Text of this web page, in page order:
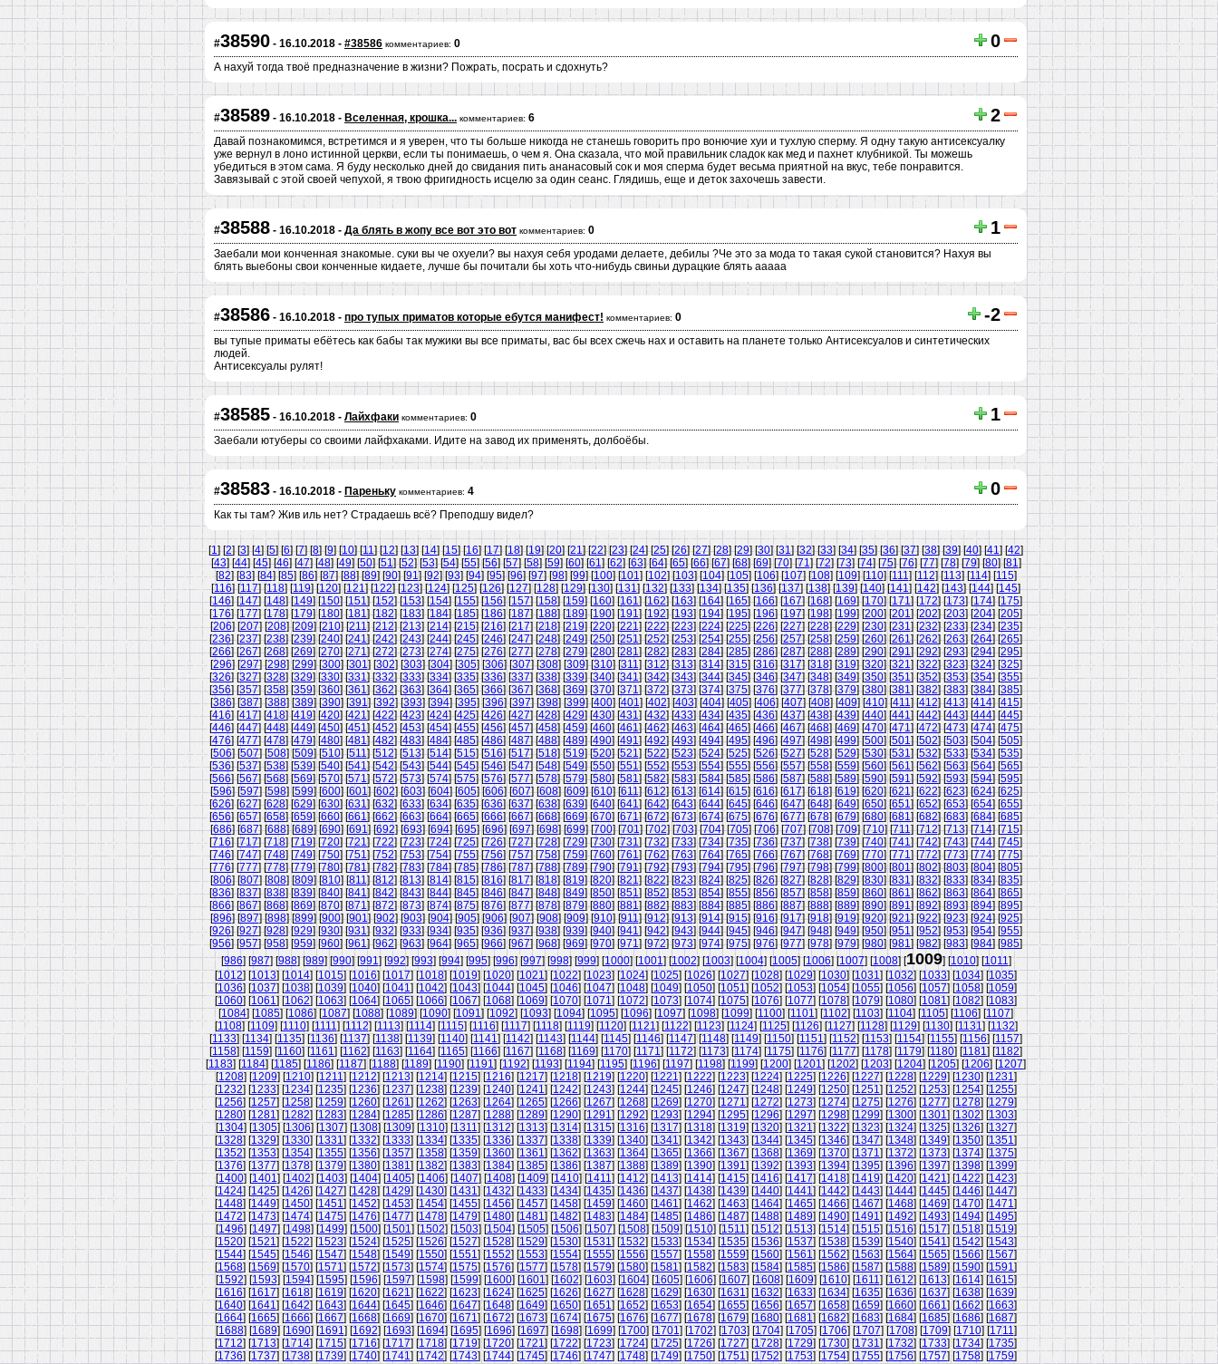
#38590 - 16.10.2018 - #38586 комментариев: 0 0
А нахуй тогда твоё предназначение в жизни? Пожрать, посрать и сдохнуть?
#38589 - 16.10.2018 - Вселенная, крошка... комментариев: 6 2
Давай познакомимся, встретимся и я уверен, что ты больше никогда не станешь говорить про вонючие хуи и тухлую сперму. Я одну такую антисексуалку
уже вернул в лоно истинной церкви, если ты понимаешь, о чем я. Она сказала, что мой правильник сладок как мед и пахнет клубникой. Ты можешь
убедиться в этом сама. Я буду несколько дней до свидания пить ананасовый сок и моя сперма будет весьма приятной на вкус, тебе понравится.
Завязывай с этой своей чепухой, я твою фригидность исцелю за один сеанс. Глядишь, еще и деток захочешь завести.
#38588 - 16.10.2018 - Да блять в жопу все вот это вот комментариев: 0 1
Заебали мои конченная знакомые. суки вы че охуели? вы нахуя себя уродами делаете, дебилы ?Че это за мода то такая сукой становится? Нахуя вы
блять выебоны свои конченные кидаете, лучше бы почитали бы хоть что-нибудь свиньи дурацкие блять ааааа
#38586 - 16.10.2018 - про тупых приматов которые ебутся манифест! комментариев: 0 -2
вы тупые приматы ебётесь как бабы так мужики вы все приматы, вас бы всех сжечь нах и оставить на планете только Антисексуалов и синтетических
людей.
Антисексуалы рулят!
#38585 - 16.10.2018 - Лайхфаки комментариев: 0 1
Заебали ютуберы со своими лайфхаками. Идите на завод их применять, долбоёбы.
#38583 - 16.10.2018 - Пареньку комментариев: 4 0
Как ты там? Жив иль нет? Страдаешь всё? Преподшу видел?
[1] [2] [3] [4] [5] [6] [7] [8] [9] [10] [11] [12] [13] [14] [15] [16] [17] [18] [19] [20] [21] [22] [23] [24] [25] [26] [27] [28] [29] [30] [31] [32] [33] [34] [35] [36] [37] [38] [39] [40] [41] [42]
[43] [44] [45] [46] [47] [48] [49] [50] [51] [52] [53] [54] [55] [56] [57] [58] [59] [60] [61] [62] [63] [64] [65] [66] [67] [68] [69] [70] [71] [72] [73] [74] [75] [76] [77] [78] [79] [80] [81]
[82] [83] [84] [85] [86] [87] [88] [89] [90] [91] [92] [93] [94] [95] [96] [97] [98] [99] [100] [101] [102] [103] [104] [105] [106] [107] [108] [109] [110] [111] [112] [113] [114] [115]
[116] [117] [118] [119] [120] [121] [122] [123] [124] [125] [126] [127] [128] [129] [130] [131] [132] [133] [134] [135] [136] [137] [138] [139] [140] [141] [142] [143] [144] [145]
[146] [147] [148] [149] [150] [151] [152] [153] [154] [155] [156] [157] [158] [159] [160] [161] [162] [163] [164] [165] [166] [167] [168] [169] [170] [171] [172] [173] [174] [175]
[176] [177] [178] [179] [180] [181] [182] [183] [184] [185] [186] [187] [188] [189] [190] [191] [192] [193] [194] [195] [196] [197] [198] [199] [200] [201] [202] [203] [204] [205]
[206] [207] [208] [209] [210] [211] [212] [213] [214] [215] [216] [217] [218] [219] [220] [221] [222] [223] [224] [225] [226] [227] [228] [229] [230] [231] [232] [233] [234] [235]
[236] [237] [238] [239] [240] [241] [242] [243] [244] [245] [246] [247] [248] [249] [250] [251] [252] [253] [254] [255] [256] [257] [258] [259] [260] [261] [262] [263] [264] [265]
[266] [267] [268] [269] [270] [271] [272] [273] [274] [275] [276] [277] [278] [279] [280] [281] [282] [283] [284] [285] [286] [287] [288] [289] [290] [291] [292] [293] [294] [295]
[296] [297] [298] [299] [300] [301] [302] [303] [304] [305] [306] [307] [308] [309] [310] [311] [312] [313] [314] [315] [316] [317] [318] [319] [320] [321] [322] [323] [324] [325]
[326] [327] [328] [329] [330] [331] [332] [333] [334] [335] [336] [337] [338] [339] [340] [341] [342] [343] [344] [345] [346] [347] [348] [349] [350] [351] [352] [353] [354] [355]
[356] [357] [358] [359] [360] [361] [362] [363] [364] [365] [366] [367] [368] [369] [370] [371] [372] [373] [374] [375] [376] [377] [378] [379] [380] [381] [382] [383] [384] [385]
[386] [387] [388] [389] [390] [391] [392] [393] [394] [395] [396] [397] [398] [399] [400] [401] [402] [403] [404] [405] [406] [407] [408] [409] [410] [411] [412] [413] [414] [415]
[416] [417] [418] [419] [420] [421] [422] [423] [424] [425] [426] [427] [428] [429] [430] [431] [432] [433] [434] [435] [436] [437] [438] [439] [440] [441] [442] [443] [444] [445]
[446] [447] [448] [449] [450] [451] [452] [453] [454] [455] [456] [457] [458] [459] [460] [461] [462] [463] [464] [465] [466] [467] [468] [469] [470] [471] [472] [473] [474] [475]
[476] [477] [478] [479] [480] [481] [482] [483] [484] [485] [486] [487] [488] [489] [490] [491] [492] [493] [494] [495] [496] [497] [498] [499] [500] [501] [502] [503] [504] [505]
[506] [507] [508] [509] [510] [511] [512] [513] [514] [515] [516] [517] [518] [519] [520] [521] [522] [523] [524] [525] [526] [527] [528] [529] [530] [531] [532] [533] [534] [535]
[536] [537] [538] [539] [540] [541] [542] [543] [544] [545] [546] [547] [548] [549] [550] [551] [552] [553] [554] [555] [556] [557] [558] [559] [560] [561] [562] [563] [564] [565]
[566] [567] [568] [569] [570] [571] [572] [573] [574] [575] [576] [577] [578] [579] [580] [581] [582] [583] [584] [585] [586] [587] [588] [589] [590] [591] [592] [593] [594] [595]
[596] [597] [598] [599] [600] [601] [602] [603] [604] [605] [606] [607] [608] [609] [610] [611] [612] [613] [614] [615] [616] [617] [618] [619] [620] [621] [622] [623] [624] [625]
[626] [627] [628] [629] [630] [631] [632] [633] [634] [635] [636] [637] [638] [639] [640] [641] [642] [643] [644] [645] [646] [647] [648] [649] [650] [651] [652] [653] [654] [655]
[656] [657] [658] [659] [660] [661] [662] [663] [664] [665] [666] [667] [668] [669] [670] [671] [672] [673] [674] [675] [676] [677] [678] [679] [680] [681] [682] [683] [684] [685]
[686] [687] [688] [689] [690] [691] [692] [693] [694] [695] [696] [697] [698] [699] [700] [701] [702] [703] [704] [705] [706] [707] [708] [709] [710] [711] [712] [713] [714] [715]
[716] [717] [718] [719] [720] [721] [722] [723] [724] [725] [726] [727] [728] [729] [730] [731] [732] [733] [734] [735] [736] [737] [738] [739] [740] [741] [742] [743] [744] [745]
[746] [747] [748] [749] [750] [751] [752] [753] [754] [755] [756] [757] [758] [759] [760] [761] [762] [763] [764] [765] [766] [767] [768] [769] [770] [771] [772] [773] [774] [775]
[776] [777] [778] [779] [780] [781] [782] [783] [784] [785] [786] [787] [788] [789] [790] [791] [792] [793] [794] [795] [796] [797] [798] [799] [800] [801] [802] [803] [804] [805]
[806] [807] [808] [809] [810] [811] [812] [813] [814] [815] [816] [817] [818] [819] [820] [821] [822] [823] [824] [825] [826] [827] [828] [829] [830] [831] [832] [833] [834] [835]
[836] [837] [838] [839] [840] [841] [842] [843] [844] [845] [846] [847] [848] [849] [850] [851] [852] [853] [854] [855] [856] [857] [858] [859] [860] [861] [862] [863] [864] [865]
[866] [867] [868] [869] [870] [871] [872] [873] [874] [875] [876] [877] [878] [879] [880] [881] [882] [883] [884] [885] [886] [887] [888] [889] [890] [891] [892] [893] [894] [895]
[896] [897] [898] [899] [900] [901] [902] [903] [904] [905] [906] [907] [908] [909] [910] [911] [912] [913] [914] [915] [916] [917] [918] [919] [920] [921] [922] [923] [924] [925]
[926] [927] [928] [929] [930] [931] [932] [933] [934] [935] [936] [937] [938] [939] [940] [941] [942] [943] [944] [945] [946] [947] [948] [949] [950] [951] [952] [953] [954] [955]
[956] [957] [958] [959] [960] [961] [962] [963] [964] [965] [966] [967] [968] [969] [970] [971] [972] [973] [974] [975] [976] [977] [978] [979] [980] [981] [982] [983] [984] [985]
[986] [987] [988] [989] [990] [991] [992] [993] [994] [995] [996] [997] [998] [999] [1000] [1001] [1002] [1003] [1004] [1005] [1006] [1007] [1008] [1009] [1010] [1011]
[1012] [1013] [1014] [1015] [1016] [1017] [1018] [1019] [1020] [1021] [1022] [1023] [1024] [1025] [1026] [1027] [1028] [1029] [1030] [1031] [1032] [1033] [1034] [1035]
[1036] [1037] [1038] [1039] [1040] [1041] [1042] [1043] [1044] [1045] [1046] [1047] [1048] [1049] [1050] [1051] [1052] [1053] [1054] [1055] [1056] [1057] [1058] [1059]
[1060] [1061] [1062] [1063] [1064] [1065] [1066] [1067] [1068] [1069] [1070] [1071] [1072] [1073] [1074] [1075] [1076] [1077] [1078] [1079] [1080] [1081] [1082] [1083]
[1084] [1085] [1086] [1087] [1088] [1089] [1090] [1091] [1092] [1093] [1094] [1095] [1096] [1097] [1098] [1099] [1100] [1101] [1102] [1103] [1104] [1105] [1106] [1107]
[1108] [1109] [1110] [1111] [1112] [1113] [1114] [1115] [1116] [1117] [1118] [1119] [1120] [1121] [1122] [1123] [1124] [1125] [1126] [1127] [1128] [1129] [1130] [1131] [1132]
[1133] [1134] [1135] [1136] [1137] [1138] [1139] [1140] [1141] [1142] [1143] [1144] [1145] [1146] [1147] [1148] [1149] [1150] [1151] [1152] [1153] [1154] [1155] [1156] [1157]
[1158] [1159] [1160] [1161] [1162] [1163] [1164] [1165] [1166] [1167] [1168] [1169] [1170] [1171] [1172] [1173] [1174] [1175] [1176] [1177] [1178] [1179] [1180] [1181] [1182]
[1183] [1184] [1185] [1186] [1187] [1188] [1189] [1190] [1191] [1192] [1193] [1194] [1195] [1196] [1197] [1198] [1199] [1200] [1201] [1202] [1203] [1204] [1205] [1206] [1207]
[1208] [1209] [1210] [1211] [1212] [1213] [1214] [1215] [1216] [1217] [1218] [1219] [1220] [1221] [1222] [1223] [1224] [1225] [1226] [1227] [1228] [1229] [1230] [1231]
[1232] [1233] [1234] [1235] [1236] [1237] [1238] [1239] [1240] [1241] [1242] [1243] [1244] [1245] [1246] [1247] [1248] [1249] [1250] [1251] [1252] [1253] [1254] [1255]
[1256] [1257] [1258] [1259] [1260] [1261] [1262] [1263] [1264] [1265] [1266] [1267] [1268] [1269] [1270] [1271] [1272] [1273] [1274] [1275] [1276] [1277] [1278] [1279]
[1280] [1281] [1282] [1283] [1284] [1285] [1286] [1287] [1288] [1289] [1290] [1291] [1292] [1293] [1294] [1295] [1296] [1297] [1298] [1299] [1300] [1301] [1302] [1303]
[1304] [1305] [1306] [1307] [1308] [1309] [1310] [1311] [1312] [1313] [1314] [1315] [1316] [1317] [1318] [1319] [1320] [1321] [1322] [1323] [1324] [1325] [1326] [1327]
[1328] [1329] [1330] [1331] [1332] [1333] [1334] [1335] [1336] [1337] [1338] [1339] [1340] [1341] [1342] [1343] [1344] [1345] [1346] [1347] [1348] [1349] [1350] [1351]
[1352] [1353] [1354] [1355] [1356] [1357] [1358] [1359] [1360] [1361] [1362] [1363] [1364] [1365] [1366] [1367] [1368] [1369] [1370] [1371] [1372] [1373] [1374] [1375]
[1376] [1377] [1378] [1379] [1380] [1381] [1382] [1383] [1384] [1385] [1386] [1387] [1388] [1389] [1390] [1391] [1392] [1393] [1394] [1395] [1396] [1397] [1398] [1399]
[1400] [1401] [1402] [1403] [1404] [1405] [1406] [1407] [1408] [1409] [1410] [1411] [1412] [1413] [1414] [1415] [1416] [1417] [1418] [1419] [1420] [1421] [1422] [1423]
[1424] [1425] [1426] [1427] [1428] [1429] [1430] [1431] [1432] [1433] [1434] [1435] [1436] [1437] [1438] [1439] [1440] [1441] [1442] [1443] [1444] [1445] [1446] [1447]
[1448] [1449] [1450] [1451] [1452] [1453] [1454] [1455] [1456] [1457] [1458] [1459] [1460] [1461] [1462] [1463] [1464] [1465] [1466] [1467] [1468] [1469] [1470] [1471]
[1472] [1473] [1474] [1475] [1476] [1477] [1478] [1479] [1480] [1481] [1482] [1483] [1484] [1485] [1486] [1487] [1488] [1489] [1490] [1491] [1492] [1493] [1494] [1495]
[1496] [1497] [1498] [1499] [1500] [1501] [1502] [1503] [1504] [1505] [1506] [1507] [1508] [1509] [1510] [1511] [1512] [1513] [1514] [1515] [1516] [1517] [1518] [1519]
[1520] [1521] [1522] [1523] [1524] [1525] [1526] [1527] [1528] [1529] [1530] [1531] [1532] [1533] [1534] [1535] [1536] [1537] [1538] [1539] [1540] [1541] [1542] [1543]
[1544] [1545] [1546] [1547] [1548] [1549] [1550] [1551] [1552] [1553] [1554] [1555] [1556] [1557] [1558] [1559] [1560] [1561] [1562] [1563] [1564] [1565] [1566] [1567]
[1568] [1569] [1570] [1571] [1572] [1573] [1574] [1575] [1576] [1577] [1578] [1579] [1580] [1581] [1582] [1583] [1584] [1585] [1586] [1587] [1588] [1589] [1590] [1591]
[1592] [1593] [1594] [1595] [1596] [1597] [1598] [1599] [1600] [1601] [1602] [1603] [1604] [1605] [1606] [1607] [1608] [1609] [1610] [1611] [1612] [1613] [1614] [1615]
[1616] [1617] [1618] [1619] [1620] [1621] [1622] [1623] [1624] [1625] [1626] [1627] [1628] [1629] [1630] [1631] [1632] [1633] [1634] [1635] [1636] [1637] [1638] [1639]
[1640] [1641] [1642] [1643] [1644] [1645] [1646] [1647] [1648] [1649] [1650] [1651] [1652] [1653] [1654] [1655] [1656] [1657] [1658] [1659] [1660] [1661] [1662] [1663]
[1664] [1665] [1666] [1667] [1668] [1669] [1670] [1671] [1672] [1673] [1674] [1675] [1676] [1677] [1678] [1679] [1680] [1681] [1682] [1683] [1684] [1685] [1686] [1687]
[1688] [1689] [1690] [1691] [1692] [1693] [1694] [1695] [1696] [1697] [1698] [1699] [1700] [1701] [1702] [1703] [1704] [1705] [1706] [1707] [1708] [1709] [1710] [1711]
[1712] [1713] [1714] [1715] [1716] [1717] [1718] [1719] [1720] [1721] [1722] [1723] [1724] [1725] [1726] [1727] [1728] [1729] [1730] [1731] [1732] [1733] [1734] [1735]
[1736] [1737] [1738] [1739] [1740] [1741] [1742] [1743] [1744] [1745] [1746] [1747] [1748] [1749] [1750] [1751] [1752] [1753] [1754] [1755] [1756] [1757] [1758] [1759]